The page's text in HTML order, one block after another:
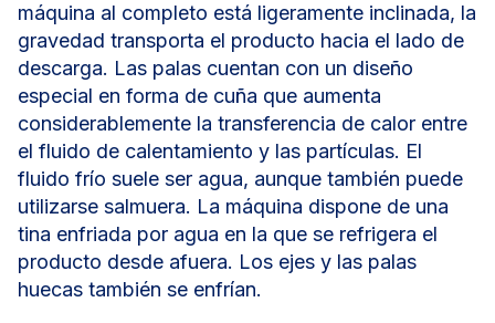
máquina al completo está ligeramente inclinada, la
gravedad transporta el producto hacia el lado de
descarga. Las palas cuentan con un diseño
especial en forma de cuña que aumenta
considerablemente la transferencia de calor entre
el fluido de calentamiento y las partículas. El
fluido frío suele ser agua, aunque también puede
utilizarse salmuera. La máquina dispone de una
tina enfriada por agua en la que se refrigera el
producto desde afuera. Los ejes y las palas
huecas también se enfrían.